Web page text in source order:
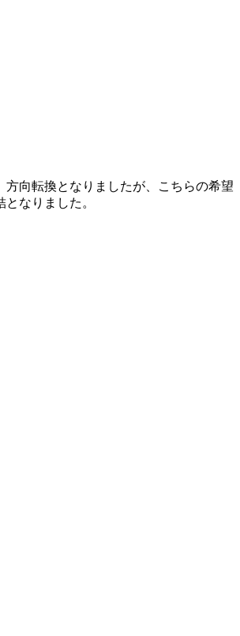
向転換となりましたが、こちらの希望
なりました。